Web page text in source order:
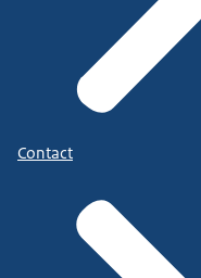
Contact